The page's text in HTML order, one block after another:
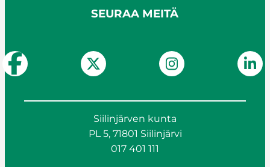
SEURAA MEITÄ
Siilinjärven kunta
PL 5, 71801 Siilinjärvi
017 401 111